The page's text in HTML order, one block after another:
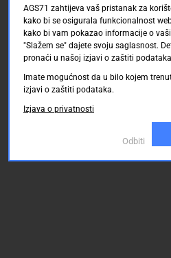
AGS71 zahtijeva vaš pristanak za
kako bi se osigurala funkcionalnost
kako bi vam pokazao informacije o
"Slažem se" dajete svoju saglasnost.
pronaći u našoj izjavi o zaštiti
Imate mogućnost da u bilo kojem
izjavi o zaštiti podataka.
Izjava o privatnosti
Odbiti